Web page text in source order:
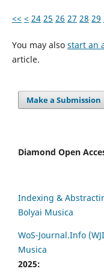
<< < 24 25 26 27 28 29
You may also start an
article.
Make a Submission
Diamond Open
Indexing &
Bolyai Musica
WoS-Journal.Info
Musica
2025: